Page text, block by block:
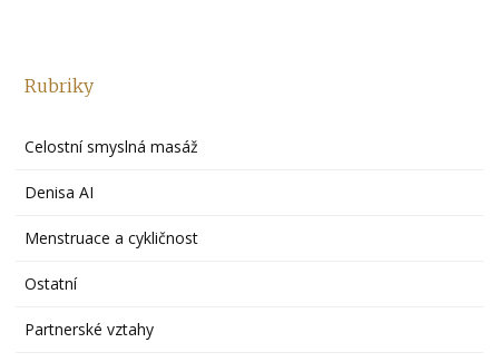
Rubriky
Celostní smyslná masáž
Denisa AI
Menstruace a cykličnost
Ostatní
Partnerské vztahy